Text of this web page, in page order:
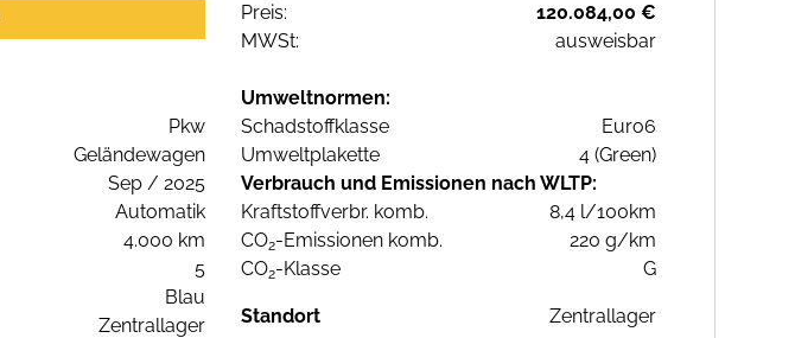
Preis:
120.084,00 €
MWSt:
ausweisbar
Pkw
Geländewagen
Sep / 2025
Automatik
4.000 km
5
Blau
Zentrallager
Umweltnormen:
Schadstoffklasse
Euro6
Umweltplakette
4 (Green)
Verbrauch und Emissionen nach WLTP:
Kraftstoffverbr. komb.
8,4 l/100km
CO2-Emissionen komb.
220 g/km
CO2-Klasse G
Standort Zentrallager